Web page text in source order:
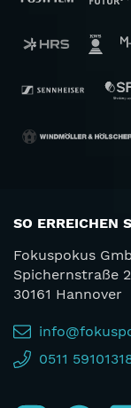
SO ERREICHEN
Fokuspokus
Spichernstraße
30161 Hannover
0511